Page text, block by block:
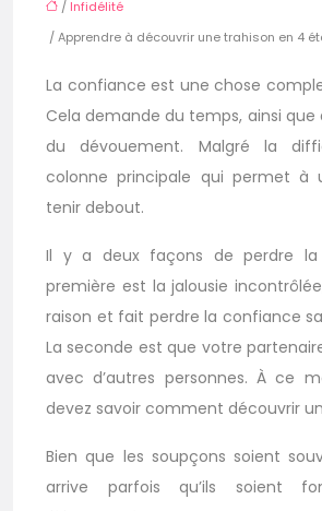
/ Infidélité
/ Apprendre à découvrir une trahison en 4
La confiance est une chose
Cela demande du temps, ainsi que
du dévouement. Malgré la
colonne principale qui permet à
tenir debout.
Il y a deux façons de perdre
première est la jalousie
raison et fait perdre la confiance
La seconde est que votre
avec d’autres personnes. À ce
devez savoir comment découvrir
Bien que les soupçons soient
arrive parfois qu’ils soient